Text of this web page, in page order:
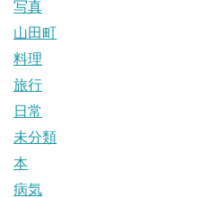
写真
山田町
料理
旅行
日常
未分類
本
病気